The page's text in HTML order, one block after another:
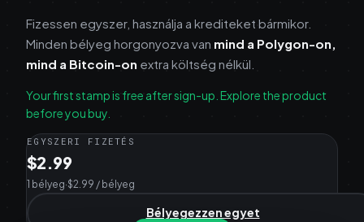
Fizessen egyszer, használja a krediteket bármikor.
Minden bélyeg horgonyozva van mind a Polygon-on,
mind a Bitcoin-on extra költség nélkül.
Your first stamp is free after sign-up. Explore the product
before you buy.
EGYSZERI FIZETÉS
$2.99
1 bélyeg·$2.99 / bélyeg
Bélyegezzen egyet